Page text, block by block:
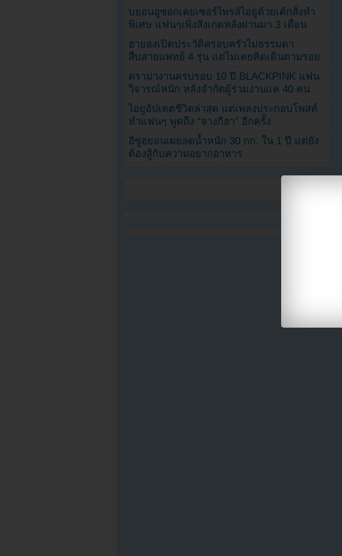
บยอนอูซอกเคยเซอร์ไพรส์ไอยูด้วยเค้กสั่งทำ
พิเศษ แฟนๆเพิ่งสังเกตหลังผ่านมา 3 เดือน
ฮายองเปิดประวัติครอบครัวไม่ธรรมดา
สืบสายแพทย์ 4 รุ่น แต่ไม่เคยคิดเดินตามรอย
ดราม่างานครบรอบ 10 ปี BLACKPINK แฟน
วิจารณ์หนัก หลังจำกัดผู้ร่วมงานแค่ 40 คน
ไอยูอัปเดตชีวิตล่าสุด แต่เพลงประกอบโพสต์
ทำแฟนๆ พูดถึง “จางกีฮา” อีกครั้ง
อีซูฮยอนเผยลดน้ำหนัก 30 กก. ใน 1 ปี แต่ยัง
ต้องสู้กับความอยากอาหาร